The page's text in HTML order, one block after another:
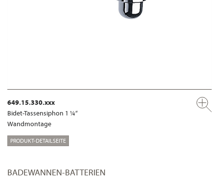
649.15.330.xxx
Bidet-Tassensiphon 1 ¼“
Wandmontage
PRODUKT-DETAILSEITE
BADEWANNEN-BATTERIEN